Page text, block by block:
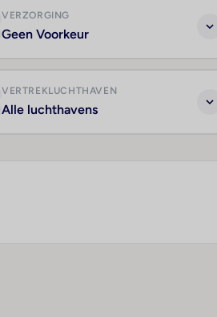
VERZORGING
Geen Voorkeur
VERTREKLUCHTHAVEN
Alle luchthavens